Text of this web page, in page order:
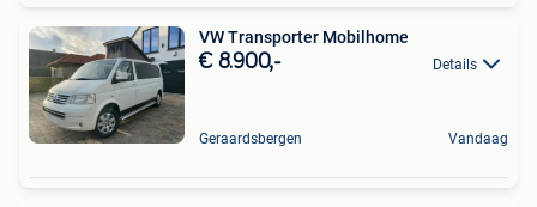
VW Transporter Mobilhome
€ 8.900,- Details
Geraardsbergen Vandaag